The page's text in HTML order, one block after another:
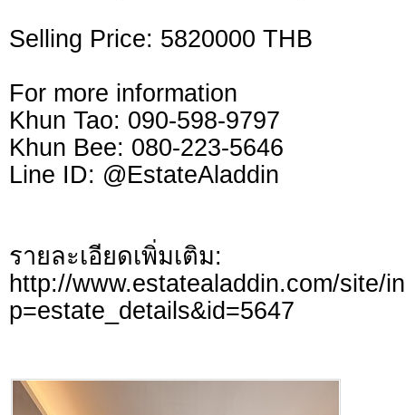
Selling Price: 5820000 THB
For more information
Khun Tao: 090-598-9797
Khun Bee: 080-223-5646
Line ID: @EstateAladdin
รายละเอียดเพิ่มเติม:
http://www.estatealaddin.com/site/
p=estate_details&id=5647